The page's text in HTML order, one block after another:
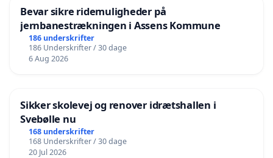
Bevar sikre ridemuligheder på
jernbanestrækningen i Assens Kommune
186 underskrifter
186 Underskrifter / 30 dage
6 Aug 2026
Sikker skolevej og renover idrætshallen i
Svebølle nu
168 underskrifter
168 Underskrifter / 30 dage
20 Jul 2026